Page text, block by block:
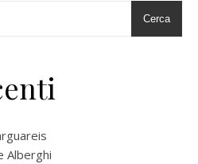
Cerca
Alberghi